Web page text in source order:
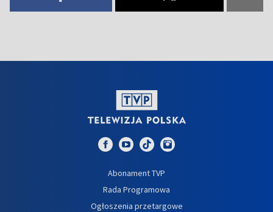
Abonament TVP
Rada Programowa
Ogłoszenia przetargowe